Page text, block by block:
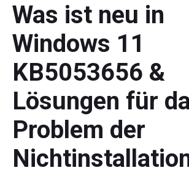
Was ist neu in
Windows 11
KB5053656 &
Lösungen für
Problem der